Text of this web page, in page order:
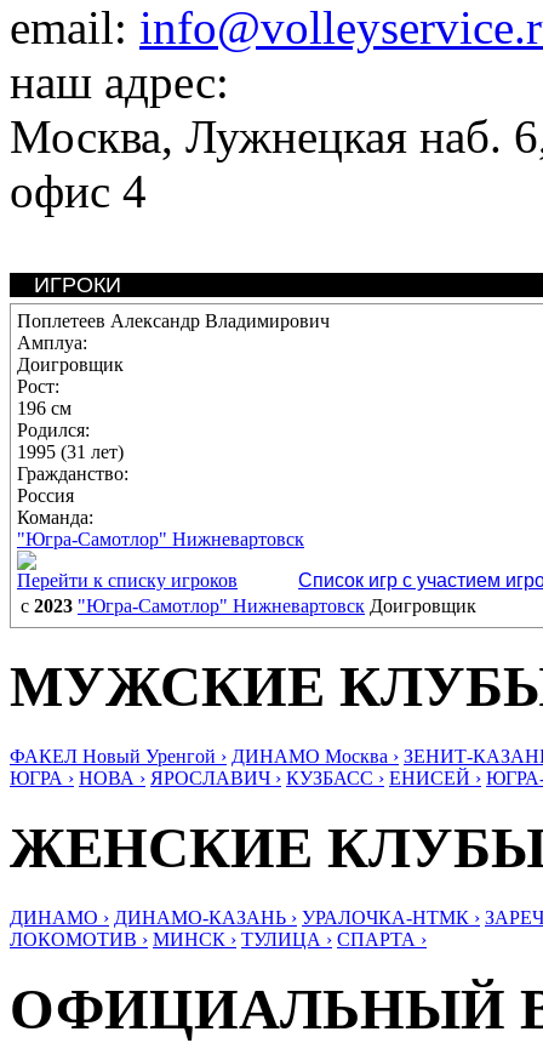
email:
наш адрес:
Москва, Лужнецкая наб.
офис 4
ИГРОКИ
Поплетеев Александр Владимирович
Амплуа:
Доигровщик
Рост:
196 см
Родился:
1995 (31 лет)
Гражданство:
Россия
Команда:
"Югра-Самотлор" Нижневартовск
Перейти к списку игроков
Список игр с участием
с 2023 "Югра-Самотлор" Нижневартовск Доигровщик
МУЖСКИЕ
ФАКЕЛ Новый Уренгой › ДИНАМО Москва › ЗЕНИТ-
ЮГРА › НОВА › ЯРОСЛАВИЧ › КУЗБАСС › ЕНИСЕЙ ›
ЖЕНСКИЕ
ДИНАМО › ДИНАМО-КАЗАНЬ › УРАЛОЧКА-НТМК ›
ЛОКОМОТИВ › МИНСК › ТУЛИЦА › СПАРТА ›
ОФИЦИАЛЬНЫЙ